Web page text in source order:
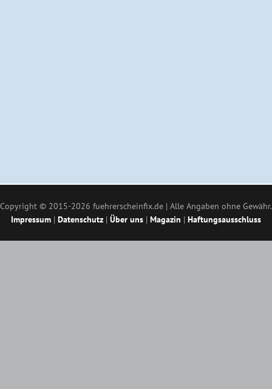
Copyright © 2015-2026 fuehrerscheinfix.de | Alle Angaben ohne Gewähr.
Impressum | Datenschutz | Über uns | Magazin | Haftungsausschluss